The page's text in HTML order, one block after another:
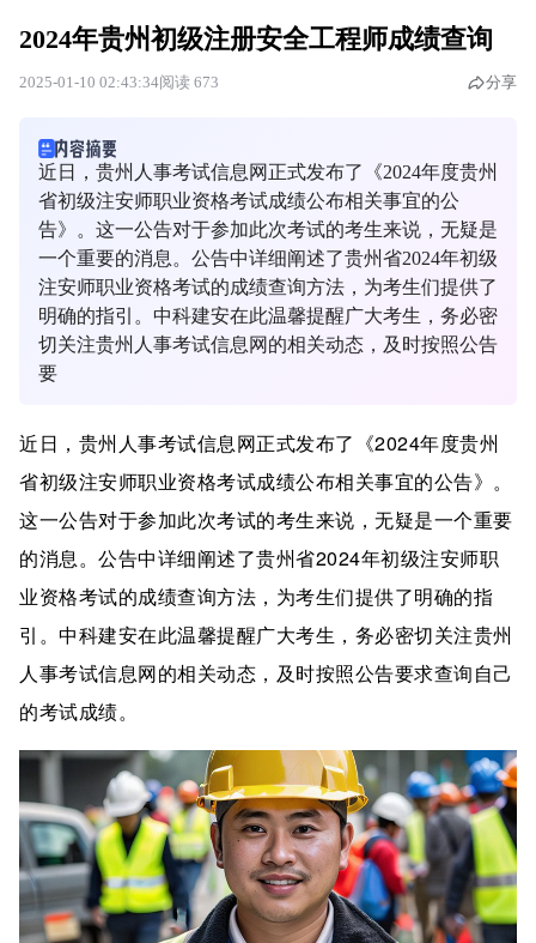
2024年贵州初级注册安全工程师成绩查询
2025-01-10 02:43:34阅读 673 分享
近日，贵州人事考试信息网正式发布了《2024年度贵州
省初级注安师职业资格考试成绩公布相关事宜的公
告》。这一公告对于参加此次考试的考生来说，无疑是
一个重要的消息。公告中详细阐述了贵州省2024年初级
注安师职业资格考试的成绩查询方法，为考生们提供了
明确的指引。中科建安在此温馨提醒广大考生，务必密
切关注贵州人事考试信息网的相关动态，及时按照公告
要
近日，贵州人事考试信息网正式发布了《2024年度贵州
省初级注安师职业资格考试成绩公布相关事宜的公告》。
这一公告对于参加此次考试的考生来说，无疑是一个重要
的消息。公告中详细阐述了贵州省2024年初级注安师职
业资格考试的成绩查询方法，为考生们提供了明确的指
引。中科建安在此温馨提醒广大考生，务必密切关注贵州
人事考试信息网的相关动态，及时按照公告要求查询自己
的考试成绩。